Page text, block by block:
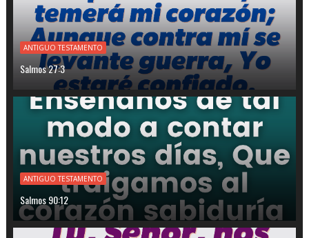
ANTIGUO TESTAMENTO
Salmos 27:3
ANTIGUO TESTAMENTO
Salmos 90:12